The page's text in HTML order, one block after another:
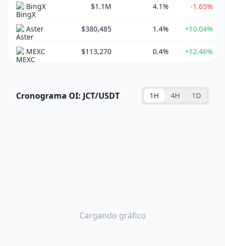
BingX $1.1M 4.1% -1.65%
Aster $380,485 1.4% +10.04%
MEXC $113,270 0.4% +12.46%
Cronograma OI: JCT/USDT 1H 4H 1D
Cargando gráfico